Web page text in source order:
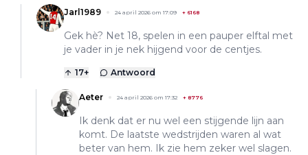
Jarl1989 24 april 2026 om 17:09 + 6168
Gek hè? Net 18, spelen in een pauper elftal met
je vader in je nek hijgend voor de centjes.
17+ Antwoord
Aeter 24 april 2026 om 17:32 + 8776
Ik denk dat er nu wel een stijgende lijn aan
komt. De laatste wedstrijden waren al wat
beter van hem. Ik zie hem zeker wel slagen.